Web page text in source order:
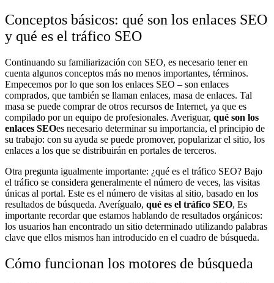
Conceptos básicos: qué son los enlaces SEO
y qué es el tráfico SEO
Continuando su familiarización con SEO, es necesario tener en
cuenta algunos conceptos más no menos importantes, términos.
Empecemos por lo que son los enlaces SEO – son enlaces
comprados, que también se llaman enlaces, masa de enlaces. Tal
masa se puede comprar de otros recursos de Internet, ya que es
compilado por un equipo de profesionales. Averiguar, qué son los
enlaces SEOes necesario determinar su importancia, el principio de
su trabajo: con su ayuda se puede promover, popularizar el sitio, los
enlaces a los que se distribuirán en portales de terceros.
Otra pregunta igualmente importante: ¿qué es el tráfico SEO? Bajo
el tráfico se considera generalmente el número de veces, las visitas
únicas al portal. Este es el número de visitas al sitio, basado en los
resultados de búsqueda. Averígualo, qué es el tráfico SEO, Es
importante recordar que estamos hablando de resultados orgánicos:
los usuarios han encontrado un sitio determinado utilizando palabras
clave que ellos mismos han introducido en el cuadro de búsqueda.
Cómo funcionan los motores de búsqueda